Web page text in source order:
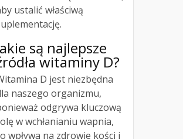
ustalić właściwą
są najlepsze
witaminy D?
D jest niezbędna
naszego organizmu,
odgrywa kluczową
w wchłanianiu wapnia,
wpływa na zdrowie kości i